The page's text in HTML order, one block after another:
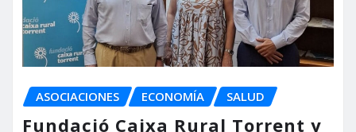
ASOCIACIONES ECONOMÍA SALUD
Fundació Caixa Rural Torrent y